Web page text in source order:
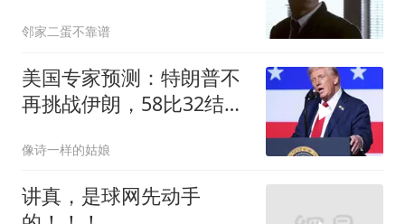
邻家二蛋不靠谱
美国专家预测：特朗普不
再挑战伊朗，58比32结果
像诗一样的姑娘
讲真，是球网先动手